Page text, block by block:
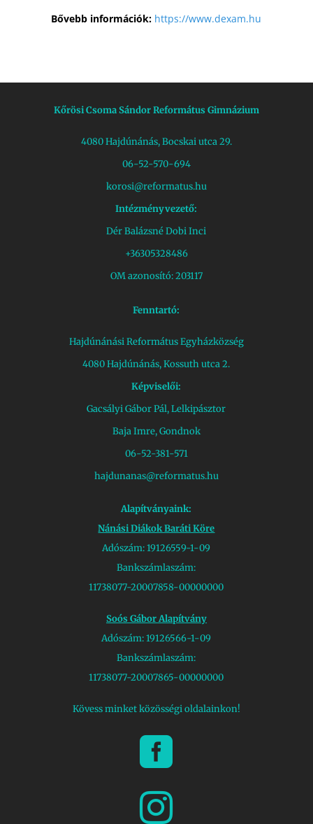
Bővebb információk: https://www.dexam.hu
Kőrösi Csoma Sándor Református Gimnázium
4080 Hajdúnánás, Bocskai utca 29.
06-52-570-694
korosi@reformatus.hu
Intézményvezető:
Dér Balázsné Dobi Inci
+36305328486
OM azonosító: 203117
Fenntartó:
Hajdúnánási Református Egyházközség
4080 Hajdúnánás, Kossuth utca 2.
Képviselői:
Gacsályi Gábor Pál, Lelkipásztor
Baja Imre, Gondnok
06-52-381-571
hajdunanas@reformatus.hu
Alapítványaink:
Nánási Diákok Baráti Köre
Adószám: 19126559-1-09
Bankszámlaszám:
11738077-20007858-00000000
Soós Gábor Alapítvány
Adószám: 19126566-1-09
Bankszámlaszám:
11738077-20007865-00000000
Kövess minket közösségi oldalainkon!

